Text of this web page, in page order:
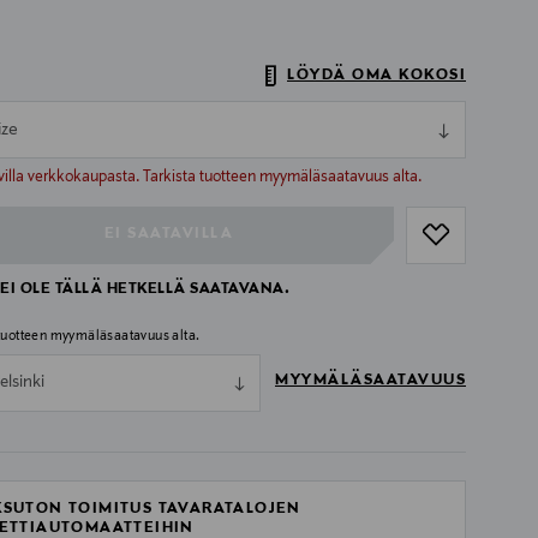
LÖYDÄ OMA KOKOSI
verkkokaupasta. Tarkista tuotteen myymäläsaatavuus alta.
OLE TÄLLÄ HETKELLÄ SAATAVANA.
myymäläsaatavuus alta.
MYYMÄLÄSAATAVUUS
TOIMITUS TAVARATALOJEN